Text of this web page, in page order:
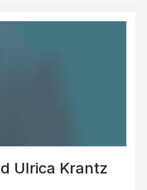
Ulrica Krantz